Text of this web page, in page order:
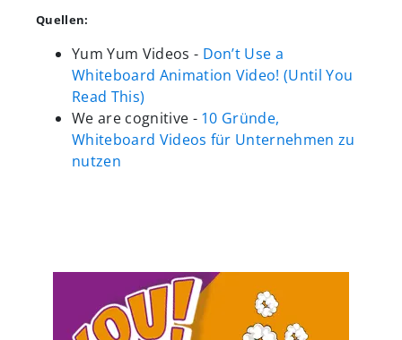
Quellen:
Yum Yum Videos - Don’t Use a
Whiteboard Animation Video! (Until You
Read This)
We are cognitive - 10 Gründe,
Whiteboard Videos für Unternehmen zu
nutzen